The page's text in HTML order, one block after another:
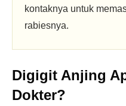
kontaknya untuk
rabiesnya.
Digigit Anjing
Dokter?